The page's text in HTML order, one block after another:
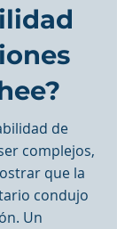
de
complejos,
que la
condujo
Un